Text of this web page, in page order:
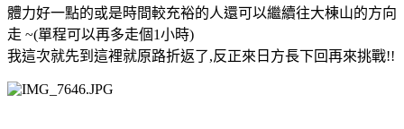
體力好一點的或是時間較充裕的人還可以繼續往大棟山的方向
走 ~(單程可以再多走個1小時)
我這次就先到這裡就原路折返了,反正來日方長下回再來挑戰!!